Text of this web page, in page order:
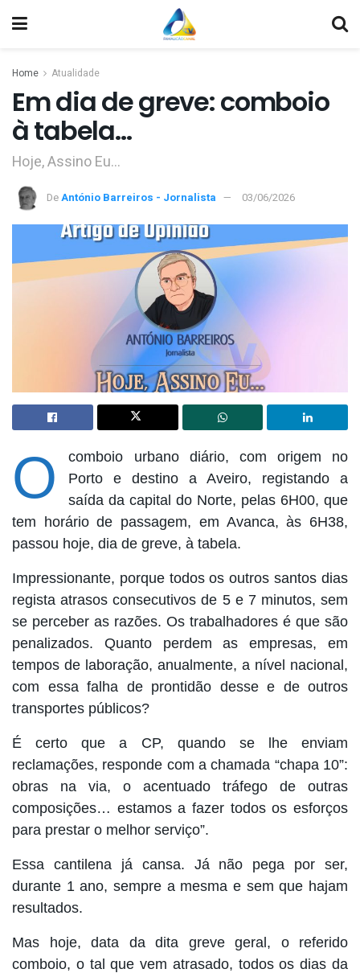
Home Atualidade
Em dia de greve: comboio
à tabela…
Hoje, Assino Eu…
DeAntónio Barreiros - Jornalista 03/06/2026
O
comboio urbano diário, com origem no
Porto e destino a Aveiro, registando a
saída da capital do Norte, pelas 6H00, que
tem horário de passagem, em Avanca, às 6H38,
passou hoje, dia de greve, à tabela.
Impressionante, porque todos os outros santos dias
regista atrasos consecutivos de 5 e 7 minutos, sem
se perceber as razões. Os trabalhadores é que são
penalizados. Quanto perdem as empresas, em
tempos de laboração, anualmente, a nível nacional,
com essa falha de prontidão desse e de outros
transportes públicos?
É certo que a CP, quando se lhe enviam
reclamações, responde com a chamada “chapa 10”:
obras na via, o acentuado tráfego de outras
composições… estamos a fazer todos os esforços
para prestar o melhor serviço”.
Essa cantilena já cansa. Já não pega por ser,
durante 1 ano, sempre a mesma e sem que hajam
resultados.
Mas hoje, data da dita greve geral, o referido
comboio, o tal que vem atrasado, todos os dias da